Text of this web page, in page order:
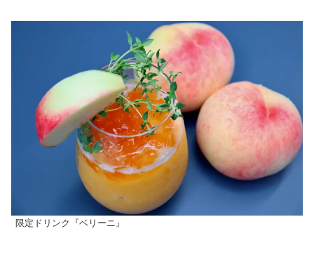
限定ドリンク『ベリーニ』